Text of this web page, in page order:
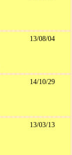
13/08/04
14/10/29
13/03/13